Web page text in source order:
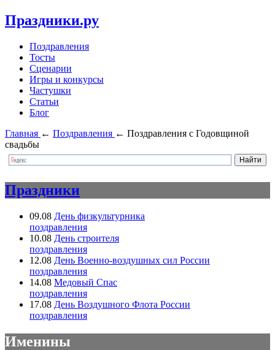
Праздники.ру
Поздравления
Тосты
Сценарии
Игры и конкурсы
Частушки
Статьи
Блог
Главная ← Поздравления ← Поздравления с Годовщиной
свадьбы
Праздники
09.08 День физкультурника
поздравления
10.08 День строителя
поздравления
12.08 День Военно-воздушных сил России
поздравления
14.08 Медовый Спас
поздравления
17.08 День Воздушного Флота России
поздравления
Именины